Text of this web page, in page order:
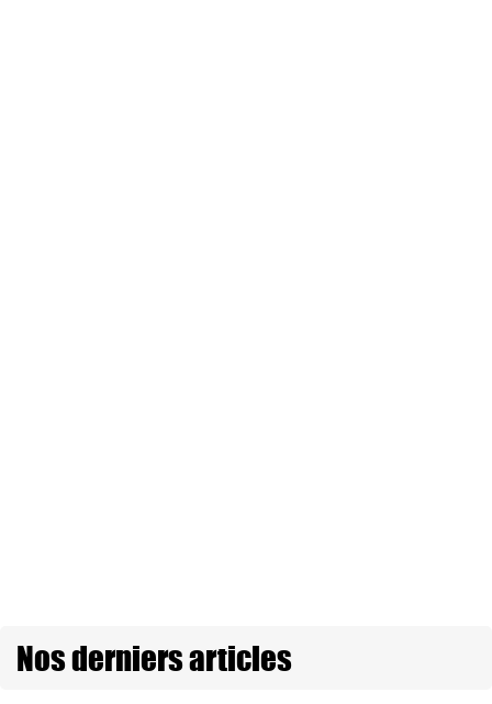
Nos derniers articles